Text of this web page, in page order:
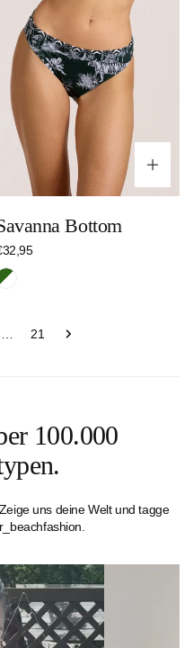
wählen
Bottom
Weiß
… 21
100.000
uns deine Welt und tagge